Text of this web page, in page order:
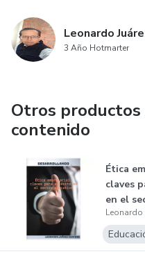
Leonardo
3 Año Hotmarter
Otros
contenido
Ética
claves
en el
Leonardo